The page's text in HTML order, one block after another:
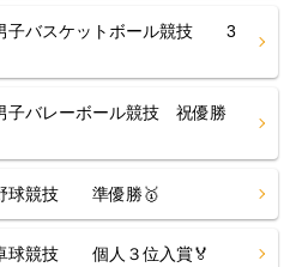
子バスケットボール競技 3
子バレーボール競技 祝優勝
球競技 準優勝🥇
球競技 個人３位入賞🏅